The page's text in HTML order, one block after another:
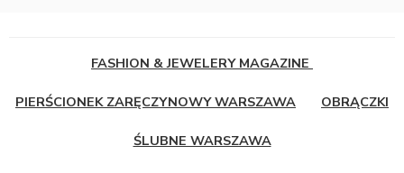
FASHION & JEWELERY MAGAZINE
PIERŚCIONEK ZARĘCZYNOWY WARSZAWA OBRĄCZKI
ŚLUBNE WARSZAWA